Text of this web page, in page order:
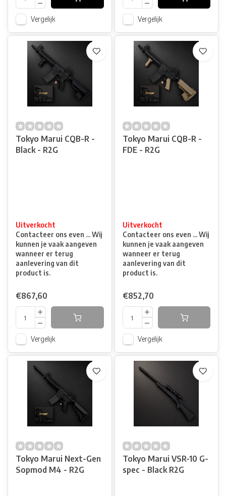
Vergelijk Vergelijk
Tokyo Marui CQB-R -
Black - R2G
Uitverkocht
Contacteer ons even ... Wij
kunnen je vaak aangeven
wanneer er terug
aanlevering van dit
product is.
€867,60
Vergelijk
Tokyo Marui CQB-R -
FDE - R2G
Uitverkocht
Contacteer ons even ... Wij
kunnen je vaak aangeven
wanneer er terug
aanlevering van dit
product is.
€852,70
Vergelijk
Tokyo Marui Next-Gen
Sopmod M4 - R2G
Tokyo Marui VSR-10 G-
spec - Black R2G